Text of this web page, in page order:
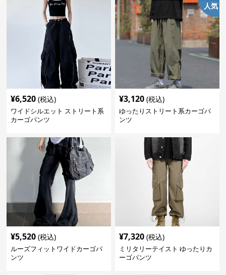
¥6,520 (税込)
ワイドシルエット ストリート系
カーゴパンツ
人気
¥3,120 (税込)
ゆったりストリート系カーゴパ
ンツ
¥5,520 (税込)
ルーズフィットワイドカーゴパ
ンツ
¥7,320 (税込)
ミリタリーテイスト ゆったりカ
ーゴパンツ